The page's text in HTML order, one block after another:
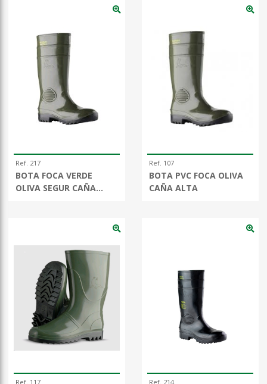
Ref. 217
BOTA FOCA VERDE
OLIVA SEGUR CAÑA
Ref. 107
BOTA PVC FOCA OLIVA
CAÑA ALTA
Ref. 117 Ref. 214